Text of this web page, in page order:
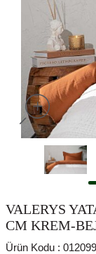
VALERYS
CM KREM-
Ürün Kodu :